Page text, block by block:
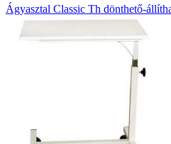
Ágyasztal Classic Th dönthető-